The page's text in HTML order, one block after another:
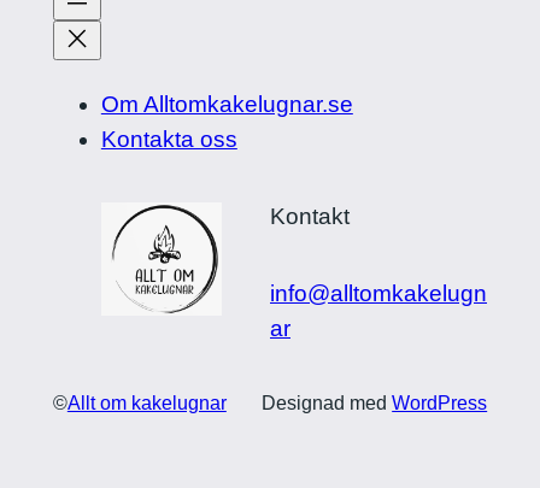
Om Alltomkakelugnar.se
Kontakta oss
Kontakt
info@alltomkakelugn
ar
©Allt om kakelugnar Designad medWordPress